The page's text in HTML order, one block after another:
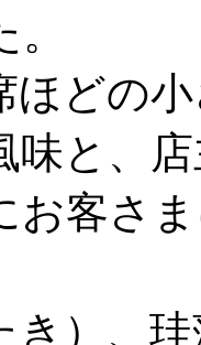
どの
味と、
お客さ
）、珪